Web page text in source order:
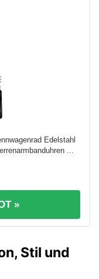
Edelstahl
...
»
Stil und